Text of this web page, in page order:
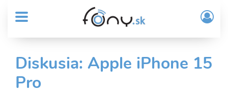
obsah
MENU
Sub
Header
menu
User
account
menu
/
Diskusia: Apple iPhone 15
Pro